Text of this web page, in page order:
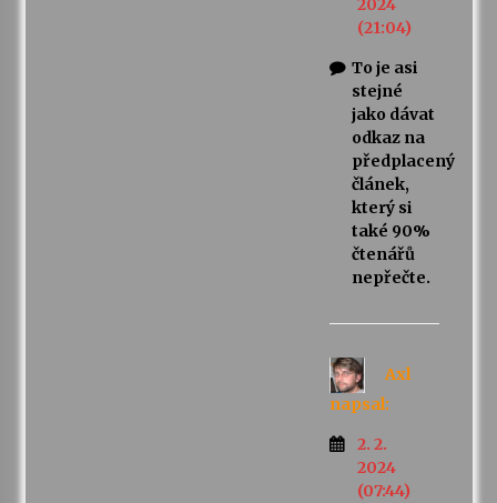
2024
(21:04)
To je asi
stejné
jako dávat
odkaz na
předplacený
článek,
který si
také 90%
čtenářů
nepřečte.
Axl
napsal:
2. 2.
2024
(07:44)